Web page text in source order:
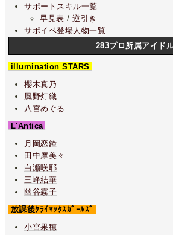
サポートスキル一覧
早見表 /逆引き
サポイベ登場人物一覧
283プロ所属アイド
illumination STARS
櫻木真乃
風野灯織
八宮めぐる
L'Antica
月岡恋鐘
田中摩美々
白瀬咲耶
三峰結華
幽谷霧子
放課後ｸﾗｲﾏｯｸｽｶﾞｰﾙｽﾞ
小宮果穂